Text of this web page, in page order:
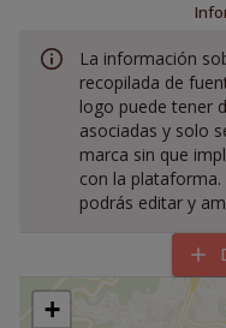
nuestra mejor
nuestra experiencia
La información
recopilada de
logo puede tener
asociadas y solo
marca sin que
con la plataforma.
podrás editar y
+